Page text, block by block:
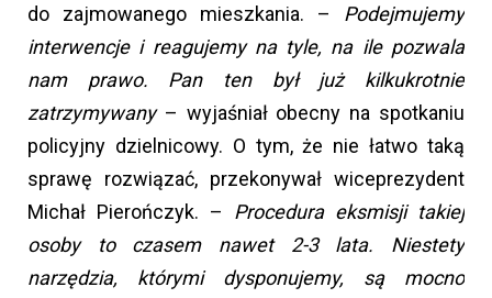
do zajmowanego mieszkania. – Podejmujemy
interwencje i reagujemy na tyle, na ile pozwala
nam prawo. Pan ten był już kilkukrotnie
zatrzymywany – wyjaśniał obecny na spotkaniu
policyjny dzielnicowy. O tym, że nie łatwo taką
sprawę rozwiązać, przekonywał wiceprezydent
Michał Pierończyk. – Procedura eksmisji takiej
osoby to czasem nawet 2-3 lata. Niestety
narzędzia, którymi dysponujemy, są mocno